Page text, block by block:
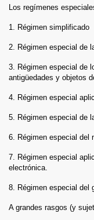
Los regímenes
1. Régimen simplificado
2. Régimen especial de
3. Régimen especial de
antigüedades y objetos
4. Régimen especial
5. Régimen especial de
6. Régimen especial del
7. Régimen especial
electrónica.
8. Régimen especial del
A grandes rasgos (y